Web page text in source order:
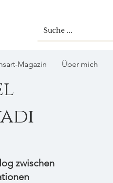
Magazin Über mich
zwischen